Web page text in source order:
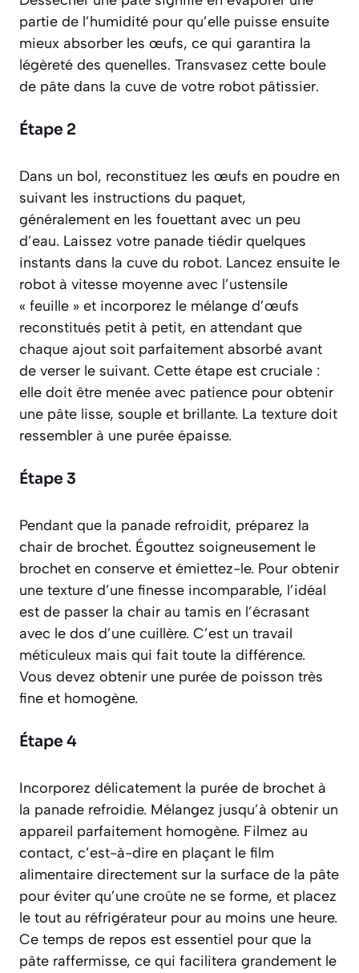
partie de l’humidité pour qu’elle puisse ensuite
mieux absorber les œufs, ce qui garantira la
légèreté des quenelles. Transvasez cette boule
de pâte dans la cuve de votre robot pâtissier.
Étape 2
Dans un bol, reconstituez les œufs en poudre en
suivant les instructions du paquet,
généralement en les fouettant avec un peu
d’eau. Laissez votre panade tiédir quelques
instants dans la cuve du robot. Lancez ensuite le
robot à vitesse moyenne avec l’ustensile
« feuille » et incorporez le mélange d’œufs
reconstitués petit à petit, en attendant que
chaque ajout soit parfaitement absorbé avant
de verser le suivant. Cette étape est cruciale :
elle doit être menée avec patience pour obtenir
une pâte lisse, souple et brillante. La texture doit
ressembler à une purée épaisse.
Étape 3
Pendant que la panade refroidit, préparez la
chair de brochet. Égouttez soigneusement le
brochet en conserve et émiettez-le. Pour obtenir
une texture d’une finesse incomparable, l’idéal
est de passer la chair au tamis en l’écrasant
avec le dos d’une cuillère. C’est un travail
méticuleux mais qui fait toute la différence.
Vous devez obtenir une purée de poisson très
fine et homogène.
Étape 4
Incorporez délicatement la purée de brochet à
la panade refroidie. Mélangez jusqu’à obtenir un
appareil parfaitement homogène. Filmez au
contact, c’est-à-dire en plaçant le film
alimentaire directement sur la surface de la pâte
pour éviter qu’une croûte ne se forme, et placez
le tout au réfrigérateur pour au moins une heure.
Ce temps de repos est essentiel pour que la
pâte raffermisse, ce qui facilitera grandement le